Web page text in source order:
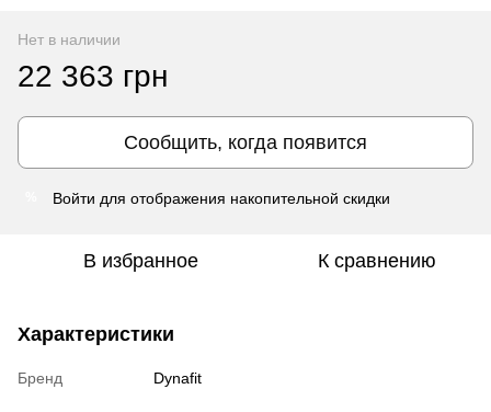
Нет в наличии
22 363 грн
Сообщить, когда появится
Войти для отображения накопительной скидки
В избранное К сравнению
Характеристики
Бренд Dynafit